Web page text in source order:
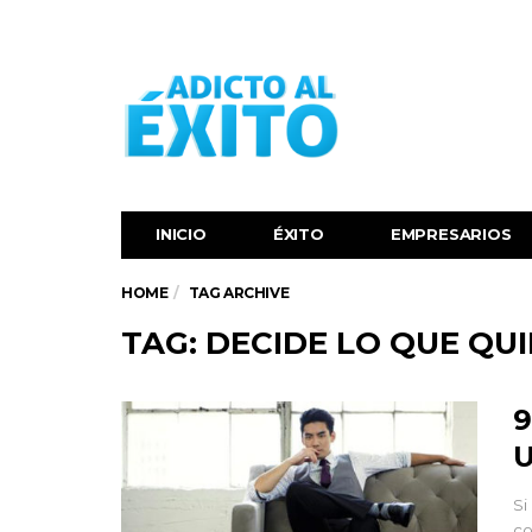
INICIO ÉXITO‬ EMPRESARIOS
HOME TAG ARCHIVE
TAG: DECIDE LO QUE